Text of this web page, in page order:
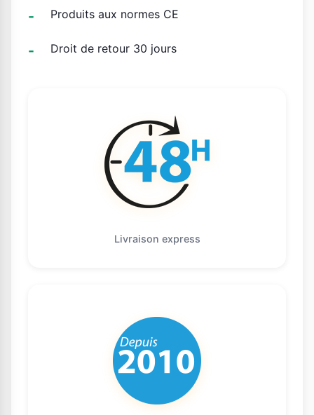
Produits aux normes CE
Droit de retour 30 jours
Livraison express